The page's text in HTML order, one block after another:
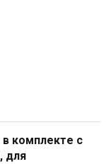
комплекте с
для